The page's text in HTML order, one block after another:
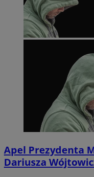
Apel Prezydenta
Dariusza